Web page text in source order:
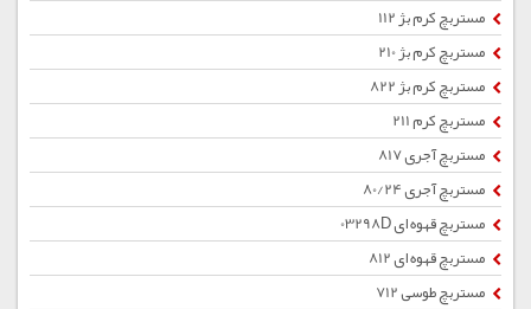
مستربچ کرم بژ 112
مستربچ کرم بژ 210
مستربچ کرم بژ 822
مستربچ کرم 211
مستربچ آجری 817
مستربچ آجری 80/24
مستربچ قهوه ای 03298D
مستربچ قهوه ای 812
مستربچ طوسی 712